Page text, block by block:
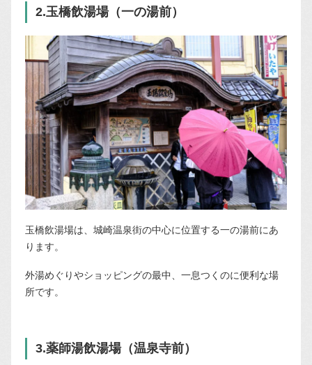
2.玉橋飲湯場（一の湯前）
玉橋飲湯場は、城崎温泉街の中心に位置する一の湯前にあ
ります。
外湯めぐりやショッピングの最中、一息つくのに便利な場
所です。
3.薬師湯飲湯場（温泉寺前）